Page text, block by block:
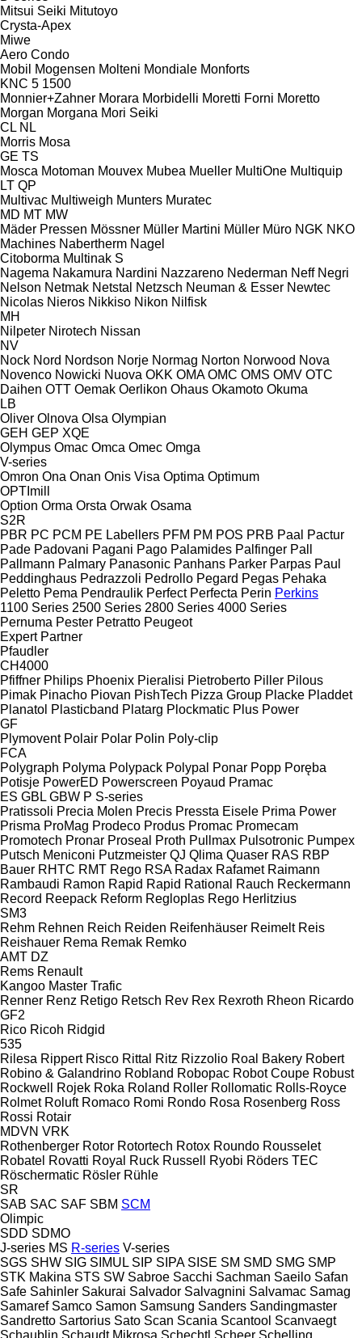
Mitsui Seiki Mitutoyo
Crysta-Apex
Miwe
Aero Condo
Mobil
Mogensen Molteni Mondiale Monforts
KNC 5 1500
Monnier+Zahner Morara Morbidelli Moretti Forni Moretto
Morgan Morgana Mori Seiki
CL NL
Morris Mosa
GE TS
Mosca Motoman Mouvex Mubea Mueller MultiOne Multiquip
LT QP
Multivac Multiweigh Munters Muratec
MD MT MW
Mäder Pressen Mössner Müller Martini Müller Müro NGK NKO
Machines Nabertherm Nagel
Citoborma Multinak S
Nagema Nakamura Nardini Nazzareno Nederman Neff Negri
Nelson Netmak Netstal Netzsch Neuman & Esser Newtec
Nicolas Nieros Nikkiso Nikon Nilfisk
MH
Nilpeter Nirotech Nissan
NV
Nock Nord Nordson Norje Normag Norton Norwood Nova
Novenco Nowicki Nuova OKK OMA OMC OMS OMV OTC
Daihen OTT Oemak Oerlikon Ohaus Okamoto Okuma
LB
Oliver Olnova Olsa Olympian
GEH GEP XQE
Olympus Omac Omca Omec Omga
V-series
Omron Ona Onan Onis Visa Optima Optimum
OPTImill
Option Orma Orsta Orwak Osama
S2R
PBR PC PCM PE Labellers PFM PM POS PRB Paal
Pactur
Pade Padovani Pagani Pago Palamides Palfinger Pall
Pallmann Palmary Panasonic Panhans Parker Parpas Paul
Peddinghaus Pedrazzoli Pedrollo Pegard Pegas Pehaka
Peletto Pema Pendraulik Perfect Perfecta Perin Perkins
1100 Series 2500 Series 2800 Series 4000 Series
Pernuma Pester Petratto Peugeot
Expert Partner
Pfaudler
CH4000
Pfiffner Philips Phoenix Pieralisi Pietroberto Piller Pilous
Pimak Pinacho Piovan PishTech Pizza Group Placke Pladdet
Planatol Plasticband Platarg Plockmatic Plus Power
GF
Plymovent Polair Polar Polin Poly-clip
FCA
Polygraph Polyma Polypack Polypal Ponar Popp Poręba
Potisje PowerED Powerscreen Poyaud Pramac
ES GBL GBW P S-series
Pratissoli Precia Molen Precis Pressta Eisele Prima Power
Prisma ProMag Prodeco Produs Promac Promecam
Promotech Pronar Proseal Proth Pullmax Pulsotronic Pumpex
Putsch Meniconi Putzmeister QJ Qlima Quaser RAS RBP
Bauer RHTC RMT Rego RSA Radax Rafamet Raimann
Rambaudi Ramon Rapid Rapid Rational Rauch Reckermann
Record Reepack Reform Regloplas Rego Herlitzius
SM3
Rehm Rehnen Reich Reiden Reifenhäuser Reimelt Reis
Reishauer Rema Remak Remko
AMT DZ
Rems Renault
Kangoo Master Trafic
Renner Renz Retigo Retsch Rev Rex Rexroth Rheon Ricardo
GF2
Rico Ricoh Ridgid
535
Rilesa Rippert Risco Rittal Ritz Rizzolio Roal Bakery Robert
Robino & Galandrino Robland Robopac Robot Coupe Robust
Rockwell
Rojek Roka Roland Roller Rollomatic Rolls-Royce
Rolmet Roluft Romaco Romi Rondo Rosa Rosenberg Ross
Rossi Rotair
MDVN VRK
Rothenberger Rotor Rotortech Rotox Roundo Rousselet
Robatel Rovatti Royal Ruck Russell Ryobi Röders TEC
Röschermatic Rösler Rühle
SR
SAB SAC SAF SBM SCM
Olimpic
SDD SDMO
J-series MS R-series V-series
SGS SHW SIG SIMUL SIP SIPA SISE SM SMD SMG SMP
STK Makina STS SW Sabroe Sacchi Sachman Saeilo Safan
Safe Sahinler Sakurai Salvador Salvagnini Salvamac Samag
Samaref Samco Samon Samsung Sanders Sandingmaster
Sandretto Sartorius Sato Scan Scania Scantool Scanvaegt
Schaublin Schaudt Mikrosa Schechtl Scheer Schelling